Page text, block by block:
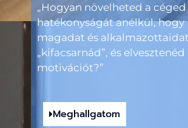
„Hogyan növelheted a céged
hatékonyságát anélkül, hogy
magadat és alkalmazottaidat
„kifacsarnád”, és elvesztenéd
motivációt?”
Meghallgatom